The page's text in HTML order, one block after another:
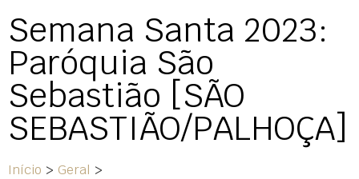
Semana Santa 2023:
Paróquia São
Sebastião [SÃO
SEBASTIÃO/PALHOÇA]
Início > Geral >